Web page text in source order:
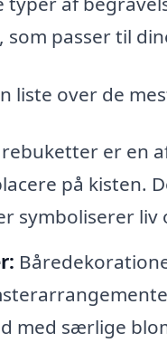
passer til
liste over de
er en
på kisten.
symboliserer
med særlige